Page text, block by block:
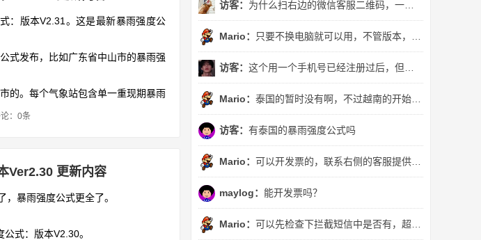
：版本V2.31。这是最新暴雨强度公
式发布，比如广东省中山市的暴雨强
的。每个气象站包含单一重现期暴雨
每个公式还分为长历时（180-1440
：0条
Ver2.30 更新内容
暴雨强度公式更全了。
式：版本V2.30。
访客： 为什么扫右边的微信客服二维码，一直跳转到这个页面?
Mario： 只要不换电脑就可以用，不管版本，否则需要另买了。或者购买了“不限设备版”也可以换任意电脑使用
访客： 这个用一个手机号已经注册过后，但是暴雨i强度公式版本不一样，还可以用吗
Mario： 泰国的暂时没有啊，不过越南的开始收录了^_^
访客： 有泰国的暴雨强度公式吗
Mario： 可以开发票的，联系右侧的客服提供订单号就可以了
maylog： 能开发票吗？
Mario： 可以先检查下拦截短信中是否有，超出3分钟没有收到，可以QQ联系右侧的客服。直接提供注册手机号或者订单号就行